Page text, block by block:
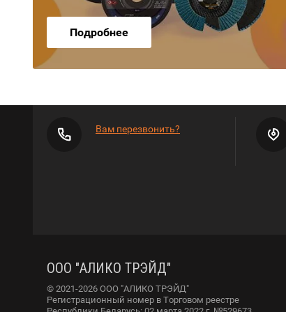
Подробнее
Вам перезвонить?
ООО "АЛИКО ТРЭЙД"
© 2021-2026 ООО "АЛИКО ТРЭЙД"
Регистрационный номер в Торговом реестре